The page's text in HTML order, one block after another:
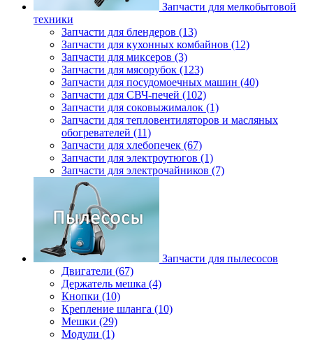
Запчасти для мелкобытовой
техники
Запчасти для блендеров (13)
Запчасти для кухонных комбайнов (12)
Запчасти для миксеров (3)
Запчасти для мясорубок (123)
Запчасти для посудомоечных машин (40)
Запчасти для СВЧ-печей (102)
Запчасти для соковыжималок (1)
Запчасти для тепловентиляторов и масляных
обогревателей (11)
Запчасти для хлебопечек (67)
Запчасти для электроутюгов (1)
Запчасти для электрочайников (7)
Запчасти для пылесосов
Двигатели (67)
Держатель мешка (4)
Кнопки (10)
Крепление шланга (10)
Мешки (29)
Модули (1)